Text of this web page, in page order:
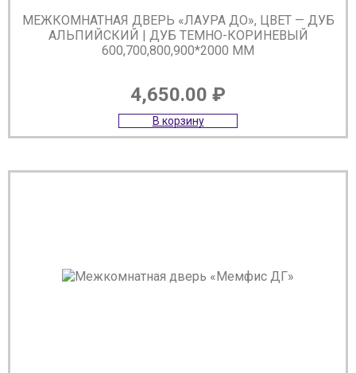
МЕЖКОМНАТНАЯ ДВЕРЬ «ЛАУРА ДО», ЦВЕТ — ДУБ
АЛЬПИЙСКИЙ | ДУБ ТЕМНО-КОРИНЕВЫЙ
600,700,800,900*2000 ММ
4,650.00 ₽
В корзину